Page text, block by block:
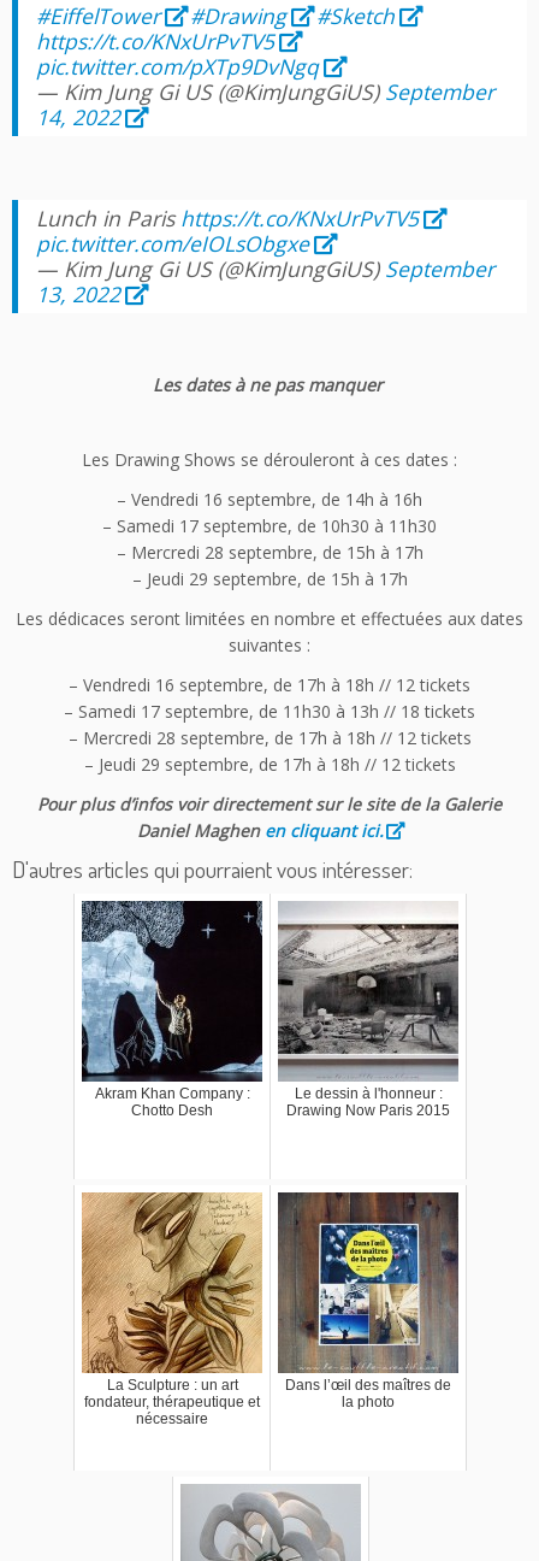
#EiffelTower #Drawing
#Sketch
https://t.co/KNxUrPvTV5
pic.twitter.com/pXTp9DvNgq
— Kim Jung Gi US (@KimJungGiUS) September
14, 2022
Lunch in Parishttps://t.co/KNxUrPvTV5
pic.twitter.com/eIOLsObgxe
— Kim Jung Gi US (@KimJungGiUS) September
13, 2022
Les dates à ne pas manquer
Les Drawing Shows se dérouleront à ces dates :
– Vendredi 16 septembre, de 14h à 16h
– Samedi 17 septembre, de 10h30 à 11h30
– Mercredi 28 septembre, de 15h à 17h
– Jeudi 29 septembre, de 15h à 17h
Les dédicaces seront limitées en nombre et effectuées aux dates
suivantes :
– Vendredi 16 septembre, de 17h à 18h // 12 tickets
– Samedi 17 septembre, de 11h30 à 13h // 18 tickets
– Mercredi 28 septembre, de 17h à 18h // 12 tickets
– Jeudi 29 septembre, de 17h à 18h // 12 tickets
Pour plus d’infos voir directement sur le site de la Galerie
Daniel Maghen en cliquant ici.
D'autres articles qui pourraient vous intéresser:
Akram Khan Company :
Chotto Desh
Le dessin à l'honneur :
Drawing Now Paris 2015
La Sculpture : un art
fondateur, thérapeutique et
nécessaire
Dans l’œil des maîtres de
la photo